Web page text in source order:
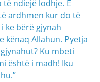
ndiejë lodhje. E
ardhmen kur do të
ke bërë gjynah
kënaq Allahun. Pyetja
Ku mbeti
është i madh! Iku